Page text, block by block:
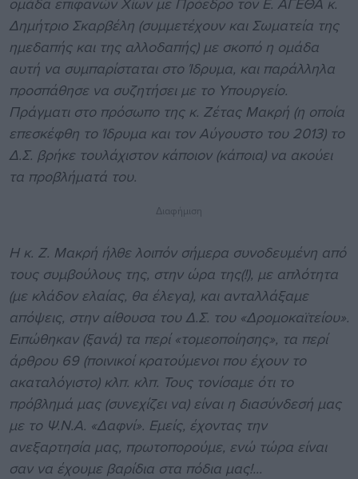
Δημήτριο Σκαρβέλη (συμμετέχουν και Σωματεία της
ημεδαπής και της αλλοδαπής) με σκοπό η ομάδα
αυτή να συμπαρίσταται στο Ίδρυμα, και παράλληλα
προσπάθησε να συζητήσει με το Υπουργείο.
Πράγματι στο πρόσωπο της κ. Ζέτας Μακρή (η οποία
επεσκέφθη το Ίδρυμα και τον Αύγουστο του 2013) το
Δ.Σ. βρήκε τουλάχιστον κάποιον (κάποια) να ακούει
τα προβλήματά του.
Διαφήμιση
Η κ. Ζ. Μακρή ήλθε λοιπόν σήμερα συνοδευμένη από
τους συμβούλους της, στην ώρα της(!), με απλότητα
(με κλάδον ελαίας, θα έλεγα), και ανταλλάξαμε
απόψεις, στην αίθουσα του Δ.Σ. του «Δρομοκαϊτείου».
Ειπώθηκαν (ξανά) τα περί «τομεοποίησης», τα περί
άρθρου 69 (ποινικοί κρατούμενοι που έχουν το
ακαταλόγιστο) κλπ. κλπ. Τους τονίσαμε ότι το
πρόβλημά μας (συνεχίζει να) είναι η διασύνδεσή μας
με το Ψ.Ν.Α. «Δαφνί». Εμείς, έχοντας την
ανεξαρτησία μας, πρωτοπορούμε, ενώ τώρα είναι
σαν να έχουμε βαρίδια στα πόδια μας!...